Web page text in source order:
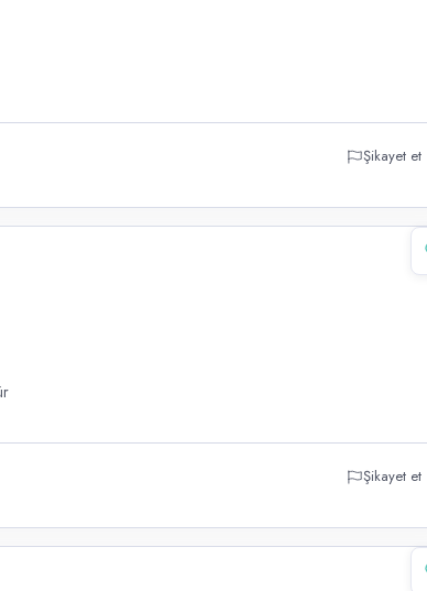
Şikayet et
Şikayet et